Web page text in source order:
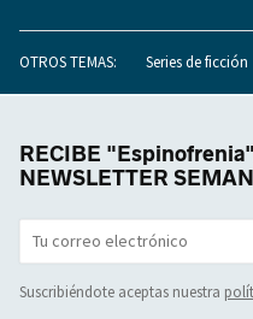
OTROS TEMAS: Series de ficción
RECIBE
NEWSLETTER
Suscribiéndote aceptas nuestra